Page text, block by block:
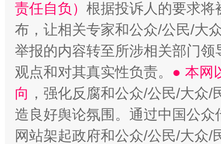
责任自负） 根据投诉人的要求将
布，让相关专家和公众/公民/大
举报的内容转至所涉相关部门
观点和对其真实性负责。 ● 本网
向 ，强化反腐和公众/公民/大众
造良好舆论氛围。通过中国公
网站架起政府和公众/公民/大众